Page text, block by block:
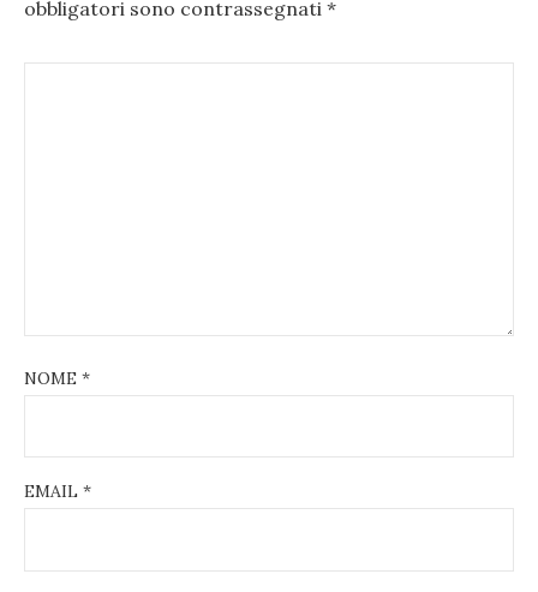
obbligatori sono contrassegnati *
NOME *
EMAIL *